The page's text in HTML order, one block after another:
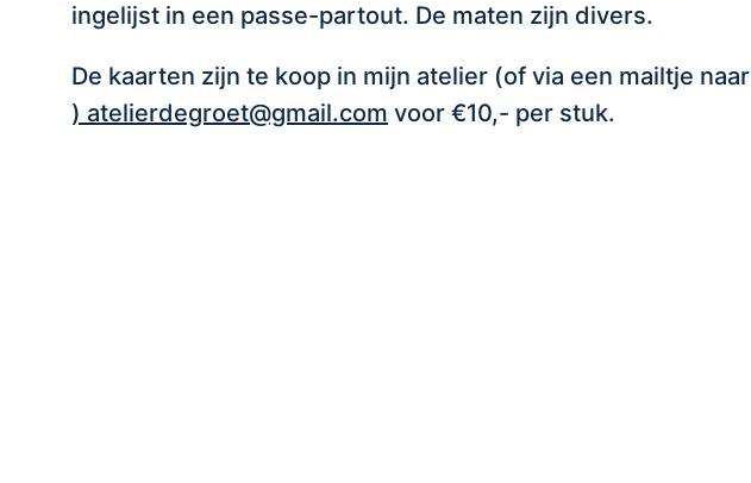
ingelijst in een passe-partout. De maten zijn divers.
De kaarten zijn te koop in mijn atelier (of via een mailtje naar
) atelierdegroet@gmail.com voor €10,- per stuk.